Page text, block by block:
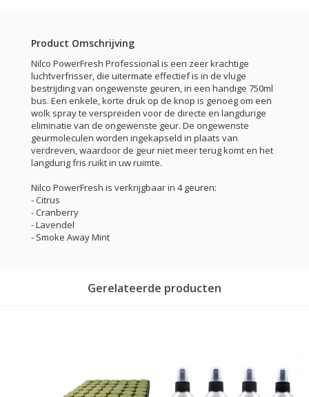
Product Omschrijving
Nilco PowerFresh Professional is een zeer krachtige
luchtverfrisser, die uitermate effectief is in de vluge
bestrijding van ongewenste geuren, in een handige 750ml
bus. Een enkele, korte druk op de knop is genoeg om een
wolk spray te verspreiden voor de directe en langdurige
eliminatie van de ongewenste geur. De ongewenste
geurmoleculen worden ingekapseld in plaats van
verdreven, waardoor de geur niet meer terug komt en het
langdurig fris ruikt in uw ruimte.
Nilco PowerFresh is verkrijgbaar in 4 geuren:
- Citrus
- Cranberry
- Lavendel
- Smoke Away Mint
Gerelateerde producten